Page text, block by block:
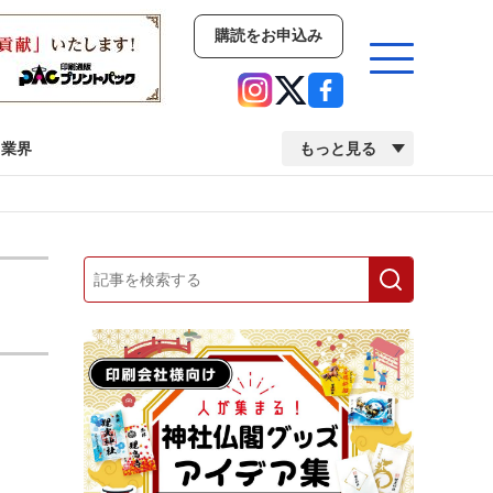
購読をお申込み
業界 もっと見る
イベント
業界 市場・統計 人事・移転・異動・訃報
中古印刷機・製本機特集 2022 検査・校正特集